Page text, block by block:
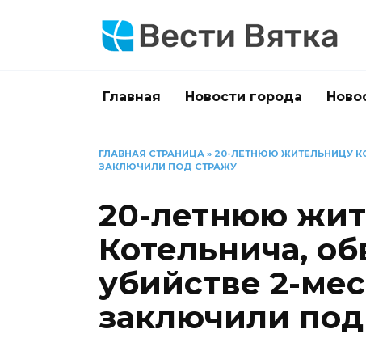
Главная Новости города
ГЛАВНАЯ СТРАНИЦА » 20-ЛЕТНЮЮ ЖИТЕЛЬНИЦУ
ЗАКЛЮЧИЛИ ПОД СТРАЖУ
20-летнюю
Котельнича,
убийстве 2-
заключили